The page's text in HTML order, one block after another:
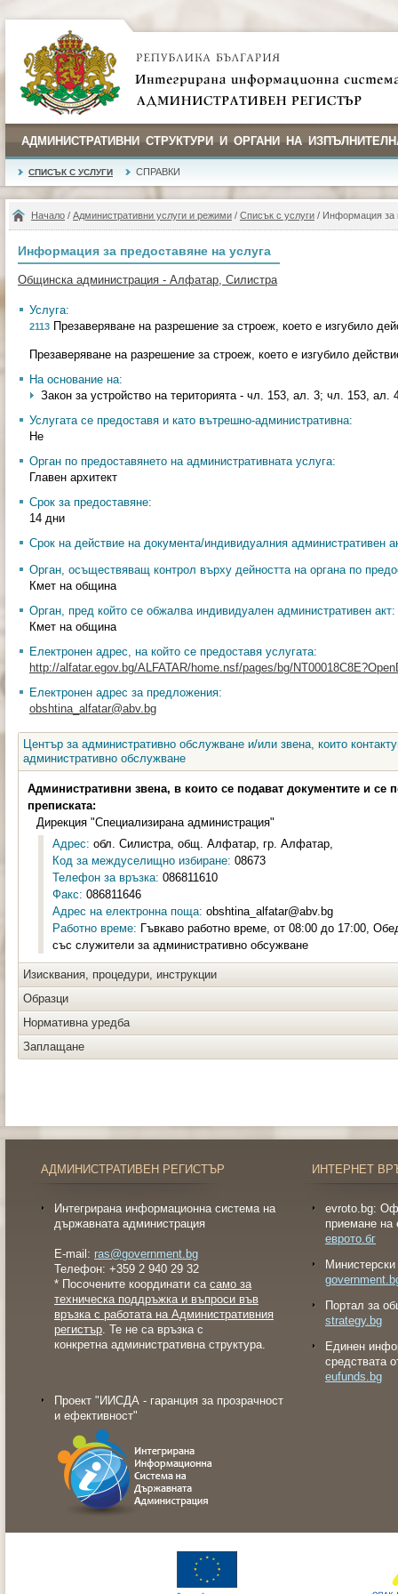
АДМИНИСТРАТИВНИ СТРУКТУРИ И ОРГАНИ НА
СПИСЪК С УСЛУГИ СПРАВКИ
Начало / Административни услуги и режими / Списък с услуги / Информация за
Информация за предоставяне на услуга
Общинска администрация - Алфатар, Силистра
Услуга:
2113 Презаверяване на разрешение за строеж, което е изгубило
Презаверяване на разрешение за строеж, което е изгубило
На основание на:
Закон за устройство на територията - чл. 153, ал. 3; чл. 153, ал.
Услугата се предоставя и като вътрешно-административна:
Не
Орган по предоставянето на административната услуга:
Главен архитект
Срок за предоставяне:
14 дни
Срок на действие на документа/индивидуалния административен
Орган, осъществяващ контрол върху дейността на органа по
Кмет на община
Орган, пред който се обжалва индивидуален административен акт:
Кмет на община
Електронен адрес, на който се предоставя услугата:
http://alfatar.egov.bg/ALFATAR/home.nsf/pages/bg/
Електронен адрес за предложения:
obshtina_alfatar@abv.bg
Център за административно обслужване и/или звена, които
административно обслужване
Административни звена, в които се подават документите и се
преписката:
Дирекция "Специализирана администрация"
Адрес: обл. Силистра, общ. Алфатар, гр. Алфатар,
Код за междуселищно избиране: 08673
Телефон за връзка: 086811610
Факс: 086811646
Адрес на електронна поща: obshtina_alfatar@abv.bg
Работно време: Гъвкаво работно време, от 08:00 до 17:00,
със служители за административно обсужване
Изисквания, процедури, инструкции
Образци
Нормативна уредба
Заплащане
АДМИНИСТРАТИВЕН РЕГИСТЪР
Интегрирана информационна система на
държавната администрация
E-mail: ras@government.bg
Телефон: +359 2 940 29 32
* Посочените координати са само за
техническа поддръжка и въпроси във
връзка с работата на Административния
регистър. Те не са връзка с
конкретна административна структура.
Проект "ИИСДА - гаранция за прозрачност
и ефективност"
ИНТЕРНЕТ
evroto.bg:
приемане на
еврото.бг
Портал за
strategy.bg
Eдинен
средствата
eufunds.bg